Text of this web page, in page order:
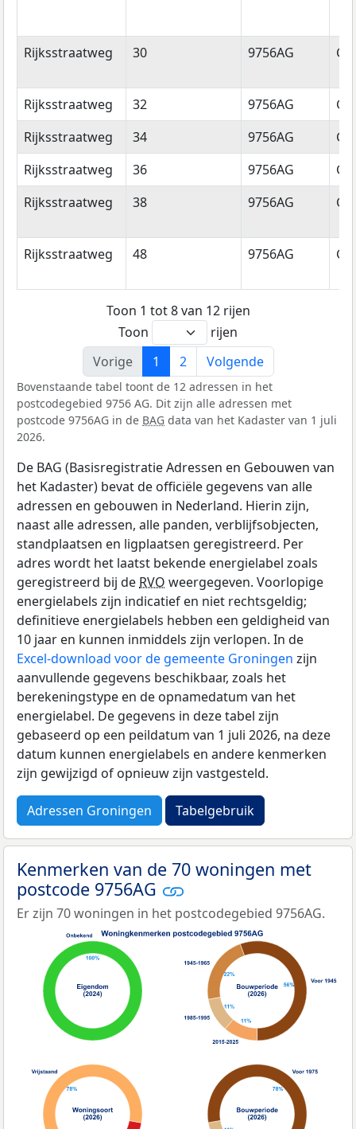
Rijksstraatweg 30 9756AG
Rijksstraatweg 32 9756AG
Rijksstraatweg
34 9756AG
Rijksstraatweg
36 9756AG
Rijksstraatweg
38 9756AG
Rijksstraatweg 48 9756AG
Toon 1 tot 8 van 12 rijen
Toon
rijen
Vorige
1 2 Volgende
Bovenstaande tabel toont de 12 adressen in het
postcodegebied 9756 AG. Dit zijn alle adressen met
postcode 9756AG in de BAG data van het Kadaster van 1 juli
2026.
De BAG (Basisregistratie Adressen en Gebouwen van
het Kadaster) bevat de officiële gegevens van alle
adressen en gebouwen in Nederland. Hierin zijn,
naast alle adressen, alle panden, verblijfsobjecten,
standplaatsen en ligplaatsen geregistreerd. Per
adres wordt het laatst bekende energielabel zoals
geregistreerd bij de RVO weergegeven. Voorlopige
energielabels zijn indicatief en niet rechtsgeldig;
definitieve energielabels hebben een geldigheid van
10 jaar en kunnen inmiddels zijn verlopen. In de
Excel-download voor de gemeente Groningen zijn
aanvullende gegevens beschikbaar, zoals het
berekeningstype en de opnamedatum van het
energielabel. De gegevens in deze tabel zijn
gebaseerd op een peildatum van 1 juli 2026, na deze
datum kunnen energielabels en andere kenmerken
zijn gewijzigd of opnieuw zijn vastgesteld.
Adressen Groningen Tabelgebruik
Kenmerken van de 70 woningen met
postcode 9756AG
Er zijn 70 woningen in het postcodegebied 9756AG.